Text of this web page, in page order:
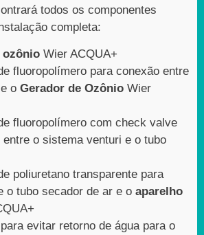
todos os componentes
completa:
ozônio Wier ACQUA+
fluoropolímero para conexão entre
o Gerador de Ozônio Wier
fluoropolímero com check valve
entre o sistema venturi e o tubo
poliuretano transparente para
o tubo secador de ar e o aparelho
evitar retorno de água para o